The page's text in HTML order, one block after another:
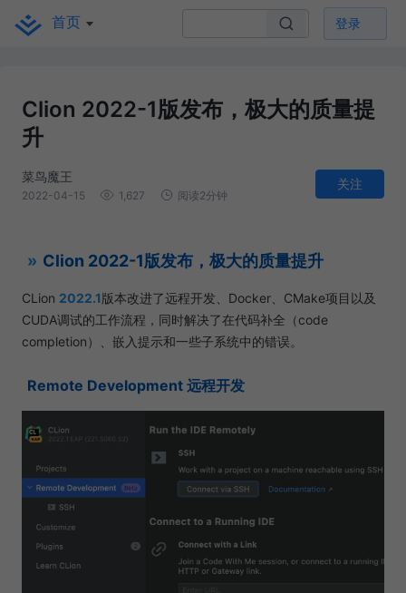
首页 登录
Clion 2022-1版发布，极大的质量提
升
菜鸟魔王
2022-04-15 1,627 阅读2分钟
关注
Clion 2022-1版发布，极大的质量提升
CLion 2022.1版本改进了远程开发、Docker、CMake项目以及
CUDA调试的工作流程，同时解决了在代码补全（code
completion）、嵌入提示和一些子系统中的错误。
Remote Development 远程开发